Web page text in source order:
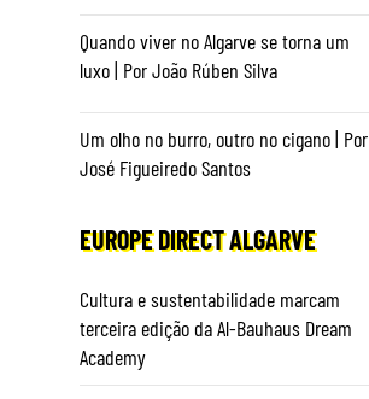
Quando viver no Algarve se torna um
luxo | Por João Rúben Silva
Um olho no burro, outro no cigano | Por
José Figueiredo Santos
EUROPE DIRECT ALGARVE
Cultura e sustentabilidade marcam
terceira edição da Al-Bauhaus Dream
Academy